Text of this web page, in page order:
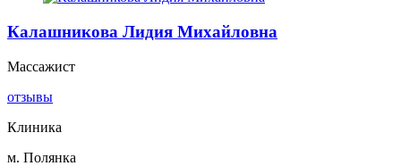
Калашникова Лидия Михайловна
Массажист
отзывы
Клиника
м. Полянка